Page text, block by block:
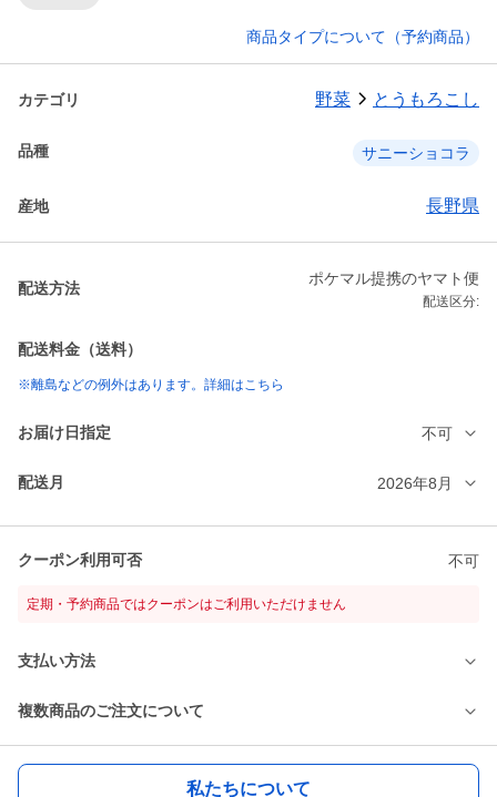
商品タイプについて（予約商品）
カテゴリ 野菜 とうもろこし
品種 サニーショコラ
産地 長野県
配送方法
ポケマル提携のヤマト便
配送区分:
配送料金（送料）
※離島などの例外はあります。詳細はこちら
お届け日指定 不可
配送月 2026年8月
クーポン利用可否 不可
定期・予約商品ではクーポンはご利用いただけません
支払い方法
複数商品のご注文について
私たちについて